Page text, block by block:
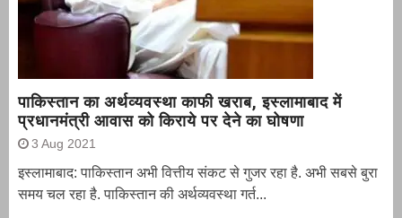
पाकिस्तान का अर्थव्यवस्था काफी खराब, इस्लामाबाद में
प्रधानमंत्री आवास को किराये पर देने का घोषणा
3 Aug 2021
इस्लामाबाद: पाकिस्तान अभी वित्तीय संकट से गुजर रहा है. अभी सबसे बुरा
समय चल रहा है. पाकिस्तान की अर्थव्यवस्था गर्त...